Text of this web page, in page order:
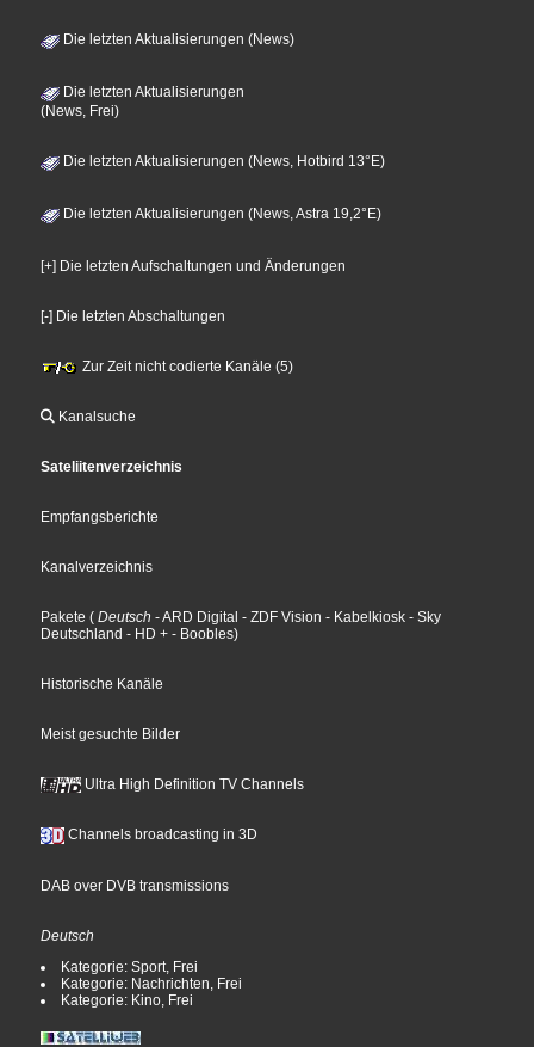
Die letzten Aktualisierungen (News)
Die letzten Aktualisierungen
(News, Frei)
Die letzten Aktualisierungen (News, Hotbird 13°E)
Die letzten Aktualisierungen (News, Astra 19,2°E)
[+] Die letzten Aufschaltungen und Änderungen
[-] Die letzten Abschaltungen
Zur Zeit nicht codierte Kanäle (5)
Kanalsuche
Sateliitenverzeichnis
Empfangsberichte
Kanalverzeichnis
Pakete ( Deutsch - ARD Digital - ZDF Vision - Kabelkiosk - Sky
Deutschland - HD + - Boobles)
Historische Kanäle
Meist gesuchte Bilder
Ultra High Definition TV Channels
Channels broadcasting in 3D
DAB over DVB transmissions
Deutsch
Kategorie: Sport, Frei
Kategorie: Nachrichten, Frei
Kategorie: Kino, Frei